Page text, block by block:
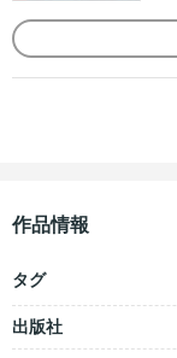
作品情報
タグ
出版社